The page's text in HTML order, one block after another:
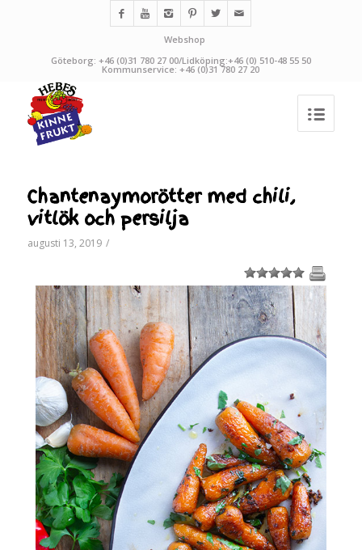
Webshop
Göteborg: +46 (0)31 780 27 00/Lidköping:+46 (0) 510-48 55 50
Kommunservice: +46 (0)31 780 27 20
Chantenaymorötter med chili,
vitlök och persilja
augusti 13, 2019 /
1 2 3 4 5